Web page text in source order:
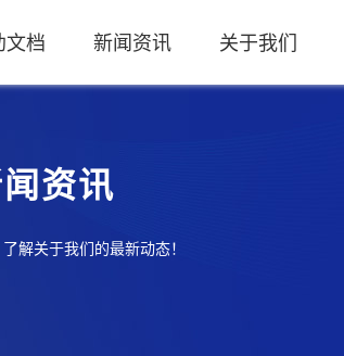
文档 新闻资讯 关于我们
资讯
解关于我们的最新动态！